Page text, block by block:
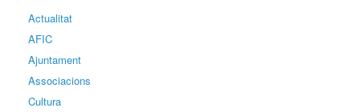
Actualitat
AFIC
Ajuntament
Associacions
Cultura